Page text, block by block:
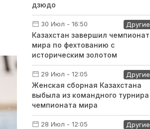
дзюдо
30 Июл - 16:50 Другие
Казахстан завершил чемпионат
мира по фехтованию с
историческим золотом
29 Июл - 12:05 Другие
Женская сборная Казахстана
выбыла из командного турнира
чемпионата мира
28 Июл - 12:05 Другие